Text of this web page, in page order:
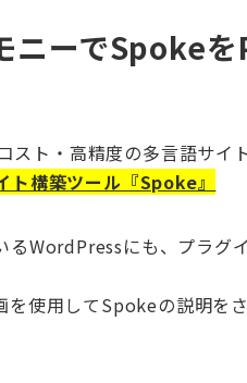
ニーでSpokeを
ト・高精度の多言語サイ
ト構築ツール『Spoke』
るWordPressにも、プラ
使用してSpokeの説明を